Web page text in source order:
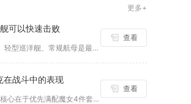
更多+
可以快速击败
二战风云2中，驱逐舰、轻型巡洋舰、常规航母是最容易被快速击败...
查看
在战斗中的表现
提升迪卢克战斗表现的核心在于优先满配魔女4件套、高暴击暴伤面...
查看